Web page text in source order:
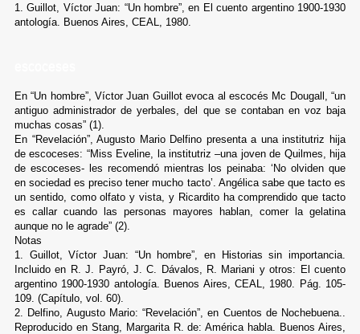
1. Guillot, Víctor Juan: “Un hombre”, en El cuento argentino 1900-1930
antología. Buenos Aires, CEAL, 1980.
En “Un hombre”, Víctor Juan Guillot evoca al escocés Mc Dougall, “un
antiguo administrador de yerbales, del que se contaban en voz baja
muchas cosas” (1).
En “Revelación”, Augusto Mario Delfino presenta a una institutriz hija
de escoceses: “Miss Eveline, la institutriz –una joven de Quilmes, hija
de escoceses- les recomendó mientras los peinaba: ‘No olviden que
en sociedad es preciso tener mucho tacto’. Angélica sabe que tacto es
un sentido, como olfato y vista, y Ricardito ha comprendido que tacto
es callar cuando las personas mayores hablan, comer la gelatina
aunque no le agrade” (2).
Notas
1. Guillot, Víctor Juan: “Un hombre”, en Historias sin importancia.
Incluido en R. J. Payró, J. C. Dávalos, R. Mariani y otros: El cuento
argentino 1900-1930 antología. Buenos Aires, CEAL, 1980. Pág. 105-
109. (Capítulo, vol. 60).
2. Delfino, Augusto Mario: “Revelación”, en Cuentos de Nochebuena..
Reproducido en Stang, Margarita R. de: América habla. Buenos Aires,